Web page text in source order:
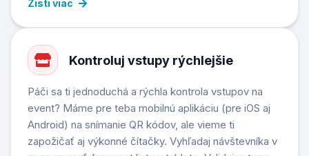
Zisti viac
Kontroluj vstupy rýchlejšie
Páči sa ti jednoduchá a rýchla kontrola vstupov na
event? Máme pre teba mobilnú aplikáciu (pre iOS aj
Android) na snímanie QR kódov, ale vieme ti
zapožičať aj výkonné čítačky. Vyhľadaj návštevníka v